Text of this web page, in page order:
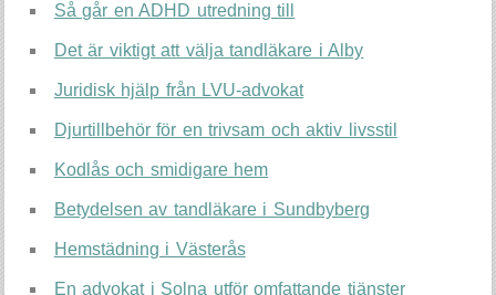
Så går en ADHD utredning till
Det är viktigt att välja tandläkare i Alby
Juridisk hjälp från LVU-advokat
Djurtillbehör för en trivsam och aktiv livsstil
Kodlås och smidigare hem
Betydelsen av tandläkare i Sundbyberg
Hemstädning i Västerås
En advokat i Solna utför omfattande tjänster